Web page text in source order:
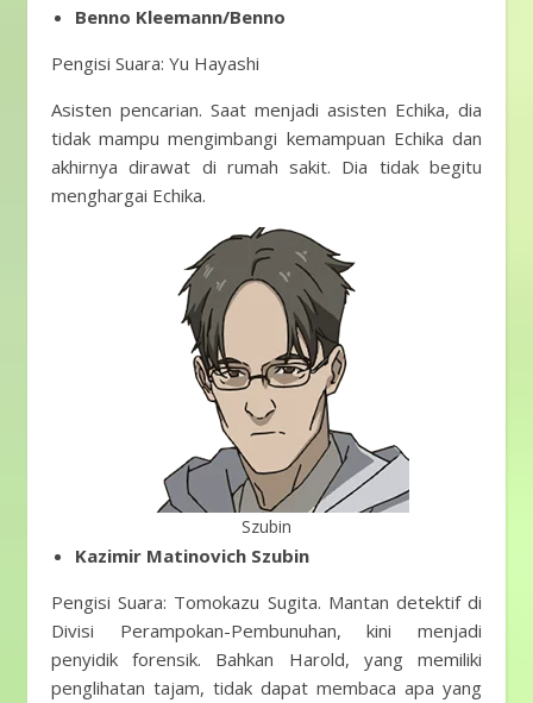
Benno Kleemann/Benno
Pengisi Suara: Yu Hayashi
Asisten pencarian. Saat menjadi asisten Echika, dia
tidak mampu mengimbangi kemampuan Echika dan
akhirnya dirawat di rumah sakit. Dia tidak begitu
menghargai Echika.
Szubin
Kazimir Matinovich Szubin
Pengisi Suara: Tomokazu Sugita. Mantan detektif di
Divisi Perampokan-Pembunuhan, kini menjadi
penyidik ​​forensik. Bahkan Harold, yang memiliki
penglihatan tajam, tidak dapat membaca apa yang